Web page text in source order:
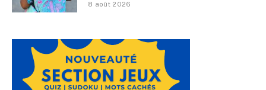
8 août 2026